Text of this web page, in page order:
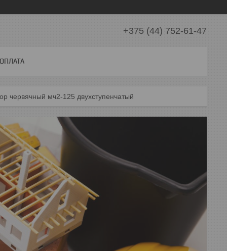
+375 (44) 752-61-47
червячный мч2-125 двухступенчатый